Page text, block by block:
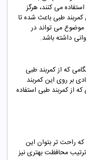
می کنند، هرگز
طبی باعث شده تا
می تواند در
داشته باشد.
که از کمربند طبی
بر روی این کمربند
از کمربند طبی استفاده
راحت تر بتوان این
محافظت بهتری نیز